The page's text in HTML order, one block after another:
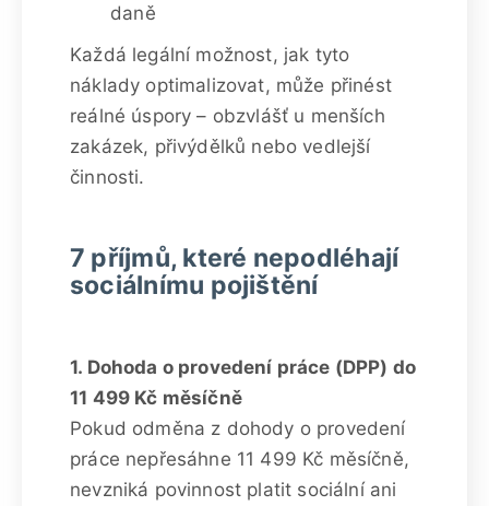
daně
Každá legální možnost, jak tyto
náklady optimalizovat, může přinést
reálné úspory – obzvlášť u menších
zakázek, přivýdělků nebo vedlejší
činnosti.
7 příjmů, které nepodléhají
sociálnímu pojištění
1. Dohoda o provedení práce (DPP) do
11 499 Kč měsíčně
Pokud odměna z dohody o provedení
práce nepřesáhne 11 499 Kč měsíčně,
nevzniká povinnost platit sociální ani